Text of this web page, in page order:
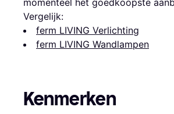
momenteel het goedkoopste
Vergelijk:
ferm LIVING Verlichting
ferm LIVING Wandlampen
Kenmerken